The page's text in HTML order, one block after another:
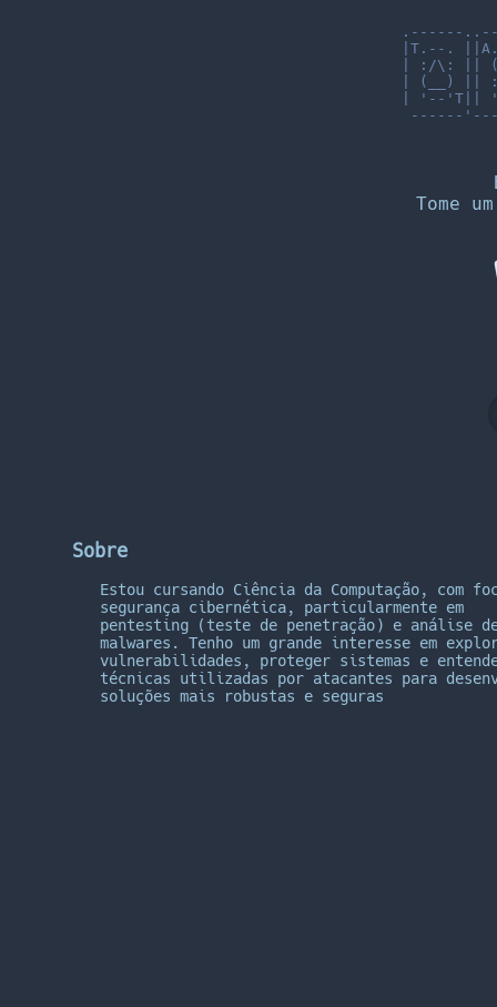
.------
|T.--.
| :/\: ||
| (__)
| '--'T||
------
Tome
Sobre
Estou cursando Ciência da Computação, com
segurança cibernética, particularmente em
pentesting (teste de penetração) e análise
malwares. Tenho um grande interesse em
vulnerabilidades, proteger sistemas e
técnicas utilizadas por atacantes para
soluções mais robustas e seguras